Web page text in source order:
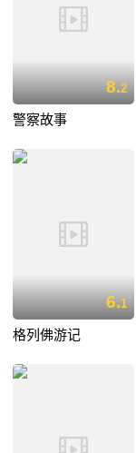
8.2
警察故事
6.1
格列佛游记